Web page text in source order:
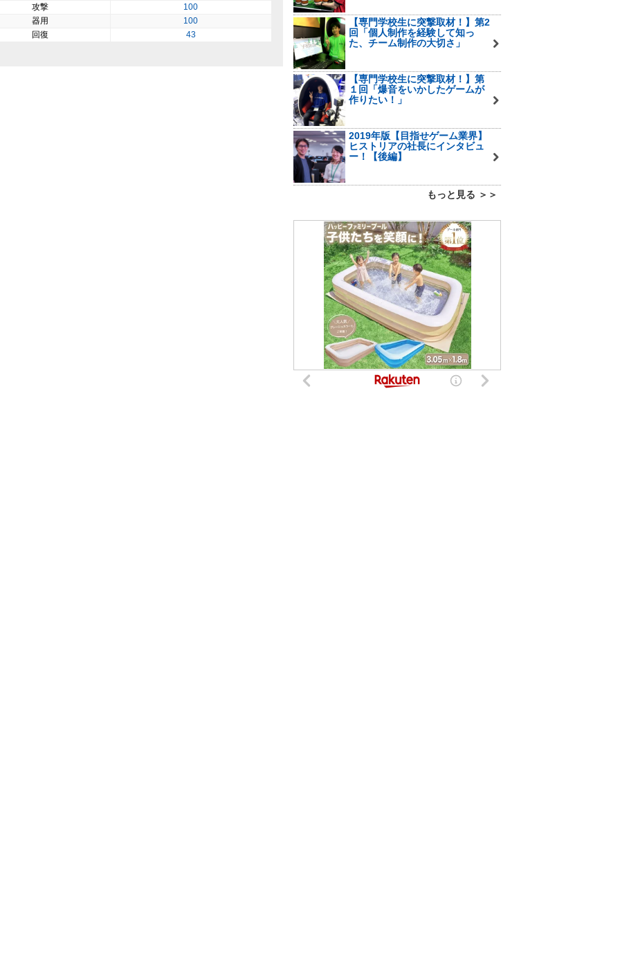
攻撃
100
器用
100
回復
43
【専門学校生に突撃取材！】第2
回「個人制作を経験して知っ
た、チーム制作の大切さ」
【専門学校生に突撃取材！】第
１回「爆音をいかしたゲームが
作りたい！」
2019年版【目指せゲーム業界】
ヒストリアの社長にインタビュ
ー！【後編】
もっと見る ＞＞